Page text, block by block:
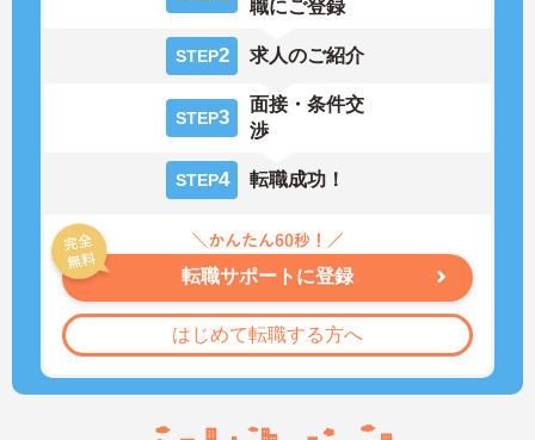
職にご登録
STEP2 求人のご紹介
STEP3
面接・条件交
渉
STEP4 転職成功！
転職サポートに登録
はじめて転職する方へ